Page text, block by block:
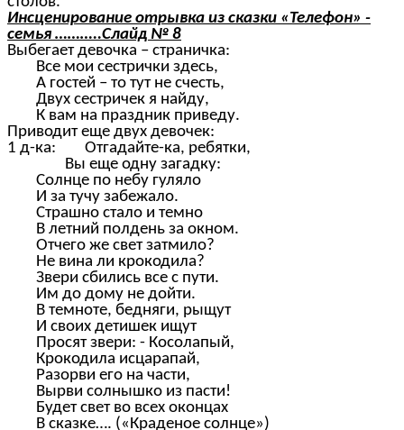
Инсценирование отрывка из сказки «Телефон» -
семья ………..Слайд № 8
Выбегает девочка – страничка:
Все мои сестрички здесь,
А гостей – то тут не счесть,
Двух сестричек я найду,
К вам на праздник приведу.
Приводит еще двух девочек:
1 д-ка: Отгадайте-ка, ребятки,
Вы еще одну загадку:
Солнце по небу гуляло
И за тучу забежало.
Страшно стало и темно
В летний полдень за окном.
Отчего же свет затмило?
Не вина ли крокодила?
Звери сбились все с пути.
Им до дому не дойти.
В темноте, бедняги, рыщут
И своих детишек ищут
Просят звери: - Косолапый,
Крокодила исцарапай,
Разорви его на части,
Вырви солнышко из пасти!
Будет свет во всех оконцах
В сказке…. («Краденое солнце»)